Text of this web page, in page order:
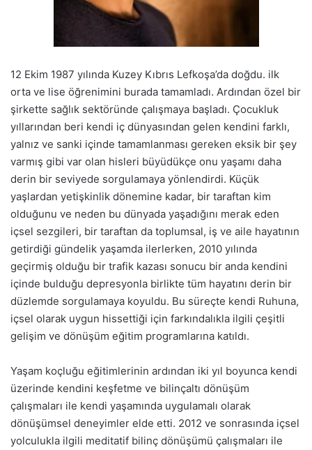
12 Ekim 1987 yılında Kuzey Kıbrıs Lefkoşa’da doğdu. ilk
orta ve lise öğrenimini burada tamamladı. Ardından özel bir
şirkette sağlık sektöründe çalışmaya başladı. Çocukluk
yıllarından beri kendi iç dünyasından gelen kendini farklı,
yalnız ve sanki içinde tamamlanması gereken eksik bir şey
varmış gibi var olan hisleri büyüdükçe onu yaşamı daha
derin bir seviyede sorgulamaya yönlendirdi. Küçük
yaşlardan yetişkinlik dönemine kadar, bir taraftan kim
olduğunu ve neden bu dünyada yaşadığını merak eden
içsel sezgileri, bir taraftan da toplumsal, iş ve aile hayatının
getirdiği gündelik yaşamda ilerlerken, 2010 yılında
geçirmiş olduğu bir trafik kazası sonucu bir anda kendini
içinde bulduğu depresyonla birlikte tüm hayatını derin bir
düzlemde sorgulamaya koyuldu. Bu süreçte kendi Ruhuna,
içsel olarak uygun hissettiği için farkındalıkla ilgili çeşitli
gelişim ve dönüşüm eğitim programlarına katıldı.
Yaşam koçluğu eğitimlerinin ardından iki yıl boyunca kendi
üzerinde kendini keşfetme ve bilinçaltı dönüşüm
çalışmaları ile kendi yaşamında uygulamalı olarak
dönüşümsel deneyimler elde etti. 2012 ve sonrasında içsel
yolculukla ilgili meditatif bilinç dönüşümü çalışmaları ile